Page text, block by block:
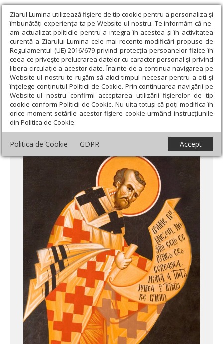
Ziarul Lumina utilizează fişiere de tip cookie pentru a personaliza și
îmbunătăți experiența ta pe Website-ul nostru. Te informăm că ne-
am actualizat politicile pentru a integra în acestea și în activitatea
curentă a Ziarului Lumina cele mai recente modificări propuse de
Regulamentul (UE) 2016/679 privind protecția persoanelor fizice în
ceea ce privește prelucrarea datelor cu caracter personal și privind
libera circulație a acestor date. Înainte de a continua navigarea pe
Website-ul nostru te rugăm să aloci timpul necesar pentru a citi și
înțelege conținutul Politicii de Cookie. Prin continuarea navigării pe
Website-ul nostru confirmi acceptarea utilizării fişierelor de tip
cookie conform Politicii de Cookie. Nu uita totuși că poți modifica în
orice moment setările acestor fişiere cookie urmând instrucțiunile
din Politica de Cookie.
Politica de Cookie GDPR Accept
Ziarul Lumina › Actualitate religioasă › Documentar › Moartea
martirilor, lecție de viață
Moartea martirilor, lecție de viață